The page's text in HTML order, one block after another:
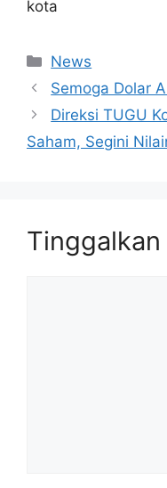
kota
Kategori
News
Semoga Dolar
Direksi TUGU
Saham, Segini